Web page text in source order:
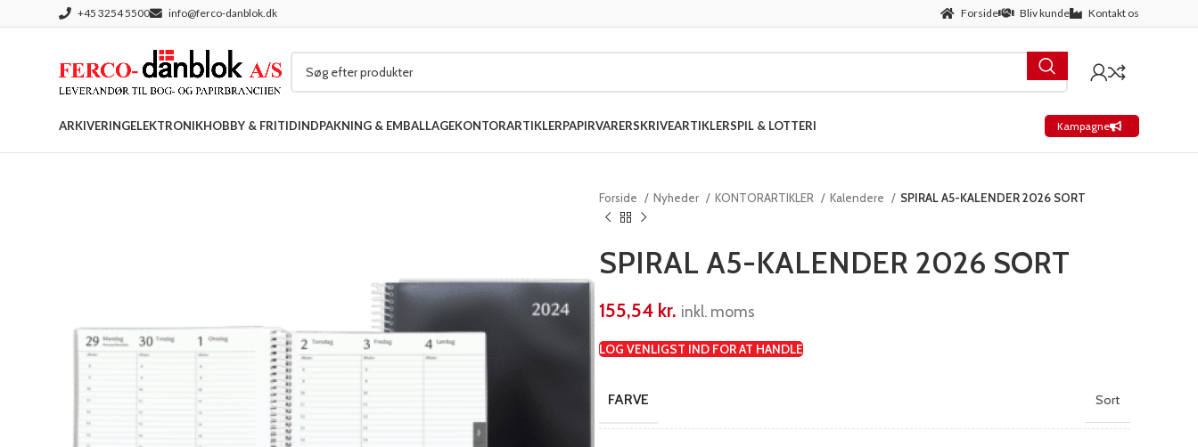
+45 3254 5500 info@ferco-danblok.dk Forside Bliv kunde Kontakt os
ARKIVERINGELEKTRONIKHOBBY & FRITIDINDPAKNING & EMBALLAGEKONTORARTIKLERPAPIRVARERSKRIVEARTIKLERSPIL & LOTTERI Kampagne
Forside Nyheder KONTORARTIKLER Kalendere SPIRAL A5-KALENDER 2026 SORT
SPIRAL A5-KALENDER 2026 SORT
155,54 kr. inkl. moms
LOG VENLIGST IND FOR AT HANDLE
FARVE Sort